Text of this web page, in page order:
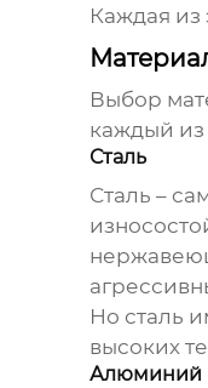
Каждая из
Выбор
каждый из
Сталь
Сталь –
Но сталь
высоких
Алюминий